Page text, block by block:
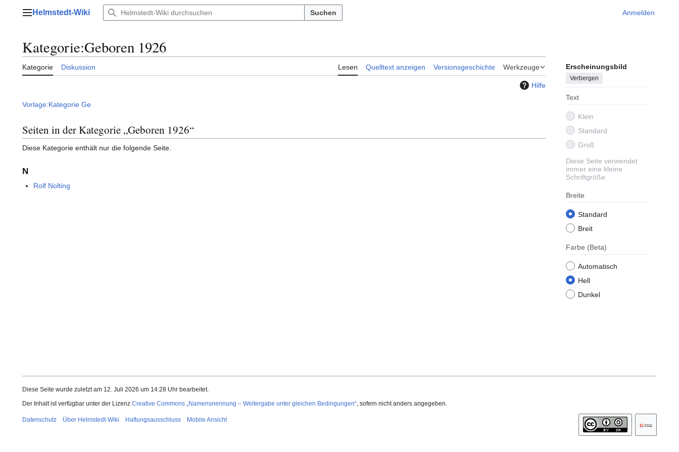
Hauptmenü
Helmstedt-Wiki Suchen Anmelden
Kategorie:Geboren 1926
Kategorie Diskussion Lesen Quelltext anzeigen Versionsgeschichte Werkzeuge Erscheinungsbild
Verbergen
Text
Klein
Standard
Groß
Diese Seite verwendet
immer eine kleine
Schriftgröße
Breite
Standard
Breit
Farbe (Beta)
Automatisch
Hell
Dunkel
Hilfe
Vorlage:Kategorie Ge
Seiten in der Kategorie „Geboren 1926“
Diese Kategorie enthält nur die folgende Seite.
N
Rolf Nolting
Diese Seite wurde zuletzt am 12. Juli 2026 um 14:28 Uhr bearbeitet.
Der Inhalt ist verfügbar unter der Lizenz Creative Commons „Namensnennung – Weitergabe unter gleichen Bedingungen“, sofern nicht anders angegeben.
Datenschutz Über Helmstedt-Wiki Haftungsausschluss Mobile Ansicht